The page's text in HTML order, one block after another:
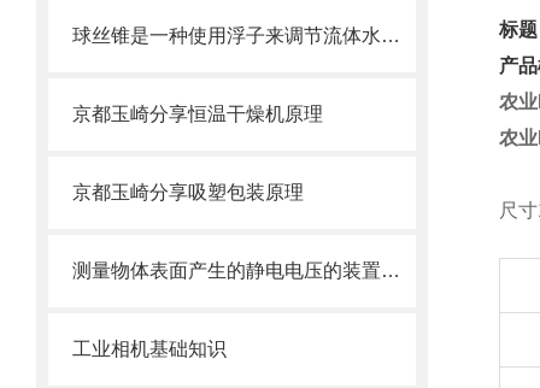
球丝锥是一种使用浮子来调节流体水位的装置
京都玉崎分享恒温干燥机原理
京都玉崎分享吸塑包装原理
测量物体表面产生的静电电压的装置——静电计
工业相机基础知识
标
产
农
农
尺寸